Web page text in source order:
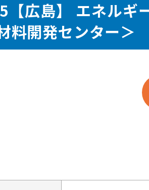
【広島】 エネルギ
料開発センター＞